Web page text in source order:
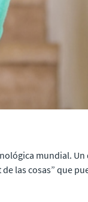
mundial.
las cosas” que